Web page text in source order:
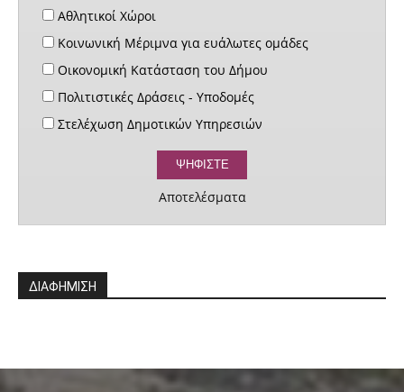
Αθλητικοί Χώροι
Κοινωνική Μέριμνα για ευάλωτες ομάδες
Οικονομική Κατάσταση του Δήμου
Πολιτιστικές Δράσεις - Υποδομές
Στελέχωση Δημοτικών Υπηρεσιών
Αποτελέσματα
ΔΙΑΦΗΜΙΣΗ